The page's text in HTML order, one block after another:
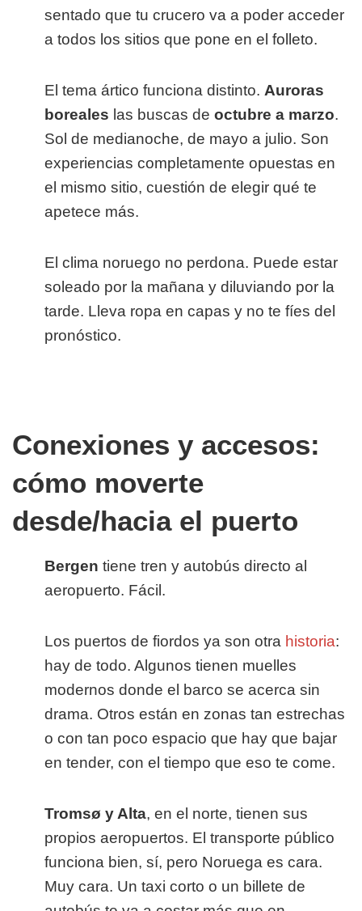
sentado que tu crucero va a poder acceder
a todos los sitios que pone en el folleto.
El tema ártico funciona distinto. Auroras
boreales las buscas de octubre a marzo.
Sol de medianoche, de mayo a julio. Son
experiencias completamente opuestas en
el mismo sitio, cuestión de elegir qué te
apetece más.
El clima noruego no perdona. Puede estar
soleado por la mañana y diluviando por la
tarde. Lleva ropa en capas y no te fíes del
pronóstico.
Conexiones y accesos:
cómo moverte
desde/hacia el puerto
Bergen tiene tren y autobús directo al
aeropuerto. Fácil.
Los puertos de fiordos ya son otra historia:
hay de todo. Algunos tienen muelles
modernos donde el barco se acerca sin
drama. Otros están en zonas tan estrechas
o con tan poco espacio que hay que bajar
en tender, con el tiempo que eso te come.
Tromsø y Alta, en el norte, tienen sus
propios aeropuertos. El transporte público
funciona bien, sí, pero Noruega es cara.
Muy cara. Un taxi corto o un billete de